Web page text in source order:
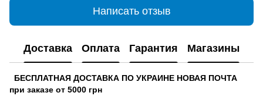
Написать отзыв
Доставка Оплата Гарантия Магазины
БЕСПЛАТНАЯ ДОСТАВКА ПО УКРАИНЕ НОВАЯ ПОЧТА
при заказе от 5000 грн